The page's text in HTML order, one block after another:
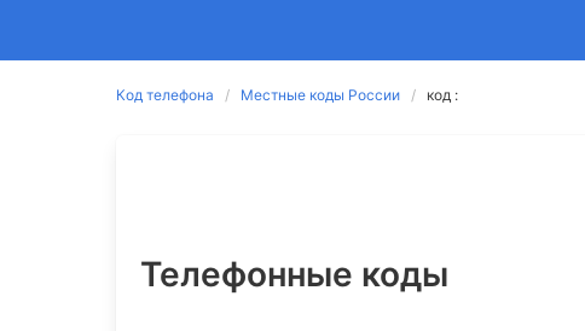
Код телефона Местные коды России код :
Телефонные коды